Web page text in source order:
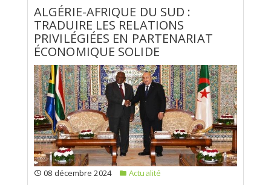
ALGÉRIE-AFRIQUE DU SUD :
TRADUIRE LES RELATIONS
PRIVILÉGIÉES EN PARTENARIAT
ÉCONOMIQUE SOLIDE
08 décembre 2024
Actualité